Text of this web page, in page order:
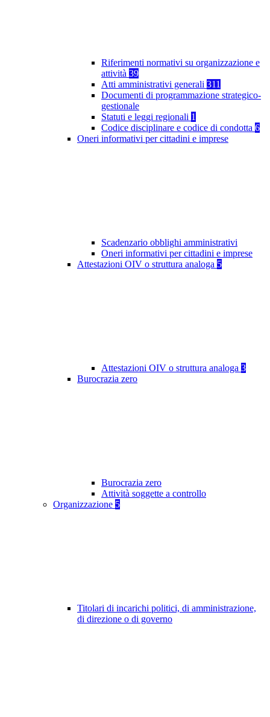
Riferimenti normativi su organizzazione e
attività 39
Atti amministrativi generali 311
Documenti di programmazione strategico-
gestionale
Statuti e leggi regionali 1
Codice disciplinare e codice di condotta 6
Oneri informativi per cittadini e imprese
Scadenzario obblighi amministrativi
Oneri informativi per cittadini e imprese
Attestazioni OIV o struttura analoga 5
Attestazioni OIV o struttura analoga 3
Burocrazia zero
Burocrazia zero
Attività soggette a controllo
Organizzazione 5
Titolari di incarichi politici, di amministrazione,
di direzione o di governo